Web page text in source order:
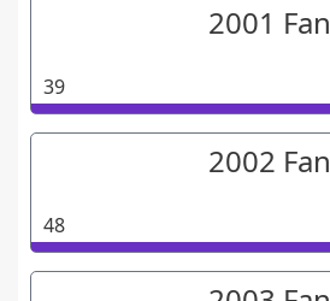
2001 Fan
39
2002 Fan
48